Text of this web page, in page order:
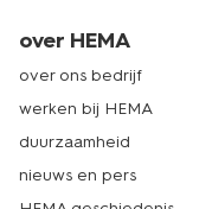
over HEMA
over ons bedrijf
werken bij HEMA
duurzaamheid
nieuws en pers